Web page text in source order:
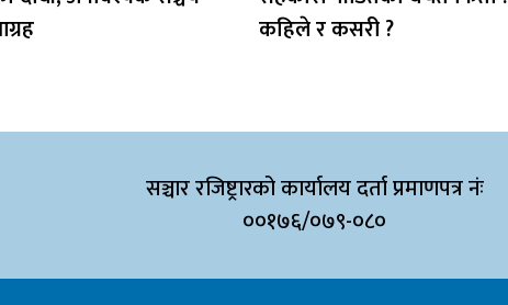
कहिले र कसरी ?
सञ्चार रजिष्ट्रारको कार्यालय दर्ता प्रमाणपत्र नंः
००१७६/०७९-०८०